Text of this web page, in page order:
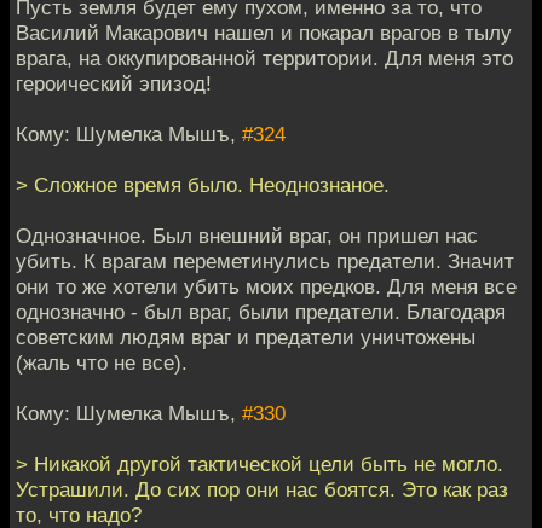
Пусть земля будет ему пухом, именно за то, что
Василий Макарович нашел и покарал врагов в тылу
врага, на оккупированной территории. Для меня это
героический эпизод!
Кому: Шумелка Мышъ, #324
> Сложное время было. Неоднознаное.
Однозначное. Был внешний враг, он пришел нас
убить. К врагам переметинулись предатели. Значит
они то же хотели убить моих предков. Для меня все
однозначно - был враг, были предатели. Благодаря
советским людям враг и предатели уничтожены
(жаль что не все).
Кому: Шумелка Мышъ, #330
> Никакой другой тактической цели быть не могло.
Устрашили. До сих пор они нас боятся. Это как раз
то, что надо?